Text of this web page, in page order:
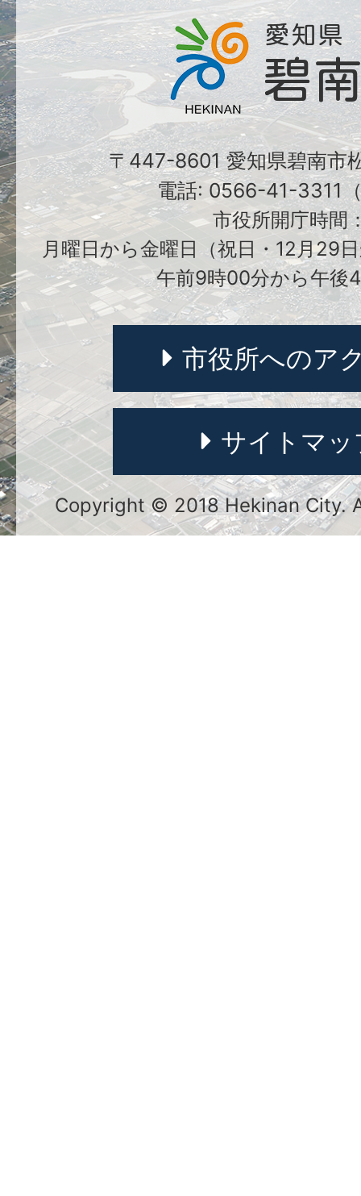
〒447-8601 愛知県碧南市
電話: 0566-41-3311
市役所開庁時間
月曜日から金曜日（祝日・12月29
午前9時00分から午後
市役所へのア
サイトマッ
Copyright © 2018 Hekinan City.